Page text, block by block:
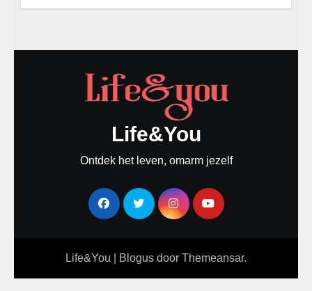
Life&You
Ontdek het leven, omarm jezelf
Life&You Blogus door Themeansar.